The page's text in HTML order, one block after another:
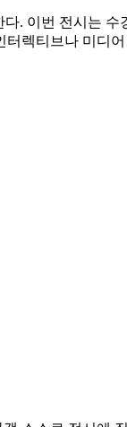
다. 이번 전시는
렉티브나 미디